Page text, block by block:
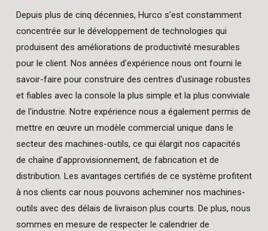
Depuis plus de cinq décennies, Hurco s'est constamment
concentrée sur le développement de technologies qui
produisent des améliorations de productivité mesurables
pour le client. Nos années d'expérience nous ont fourni le
savoir-faire pour construire des centres d'usinage robustes
et fiables avec la console la plus simple et la plus conviviale
de l'industrie. Notre expérience nous a également permis de
mettre en œuvre un modèle commercial unique dans le
secteur des machines-outils, ce qui élargit nos capacités
de chaîne d'approvisionnement, de fabrication et de
distribution. Les avantages certifiés de ce système profitent
à nos clients car nous pouvons acheminer nos machines-
outils avec des délais de livraison plus courts. De plus, nous
sommes en mesure de respecter le calendrier de